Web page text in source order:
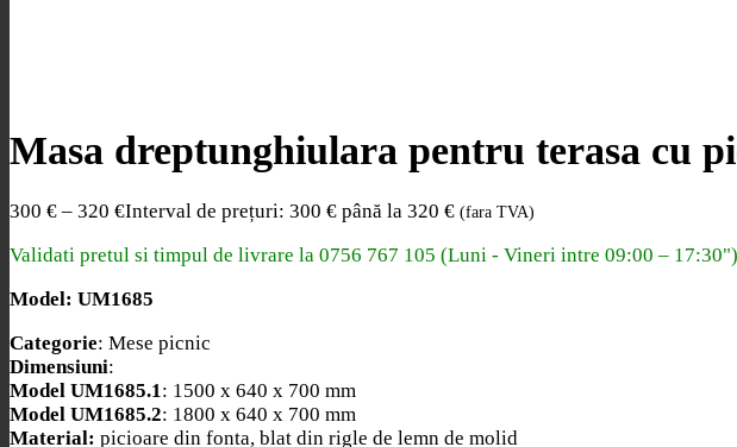
Masa dreptunghiulara pentru terasa cu
300 € – 320 €Interval de prețuri: 300 € până la 320 € (fara TVA)
Validati pretul si timpul de livrare la 0756 767 105 (Luni - Vineri intre 09:00 –
Model: UM1685
Categorie: Mese picnic
Dimensiuni:
Model UM1685.1: 1500 x 640 x 700 mm
Model UM1685.2: 1800 x 640 x 700 mm
Material: picioare din fonta, blat din rigle de lemn de molid